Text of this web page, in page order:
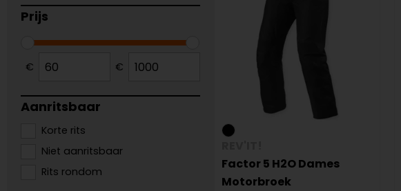
Prijs
€ €
Aanritsbaar
Korte rits
Niet aanritsbaar
Rits rondom
Factor 5 H2O Dames
Motorbroek